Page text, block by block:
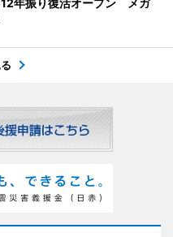
年振り復活オープン メガ